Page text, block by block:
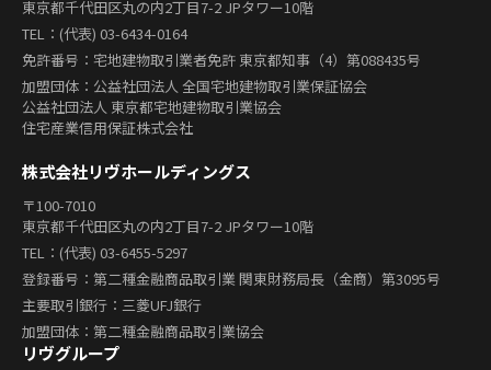
東京都千代田区丸の内2丁目7-2 JPタワー10階
TEL：(代表) 03-6434-0164
免許番号：宅地建物取引業者免許 東京都知事（4）第088435号
加盟団体：公益社団法人 全国宅地建物取引業保証協会
公益社団法人 東京都宅地建物取引業協会
住宅産業信用保証株式会社
株式会社リヴホールディングス
〒100-7010
東京都千代田区丸の内2丁目7-2 JPタワー10階
TEL：(代表) 03-6455-5297
登録番号：第二種金融商品取引業 関東財務局長（金商）第3095号
主要取引銀行：三菱UFJ銀行
加盟団体：第二種金融商品取引業協会
リヴグループ